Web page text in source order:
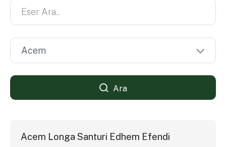
Ara
Acem Longa Santuri Edhem Efendi